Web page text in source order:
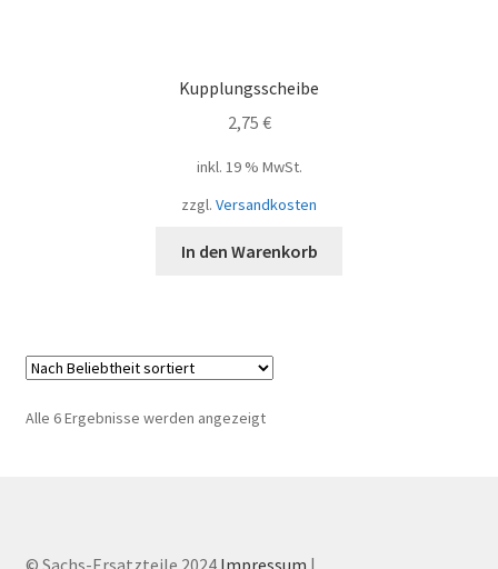
Kupplungsscheibe
2,75 €
inkl. 19 % MwSt.
zzgl. Versandkosten
In den Warenkorb
Alle 6 Ergebnisse werden angezeigtNach